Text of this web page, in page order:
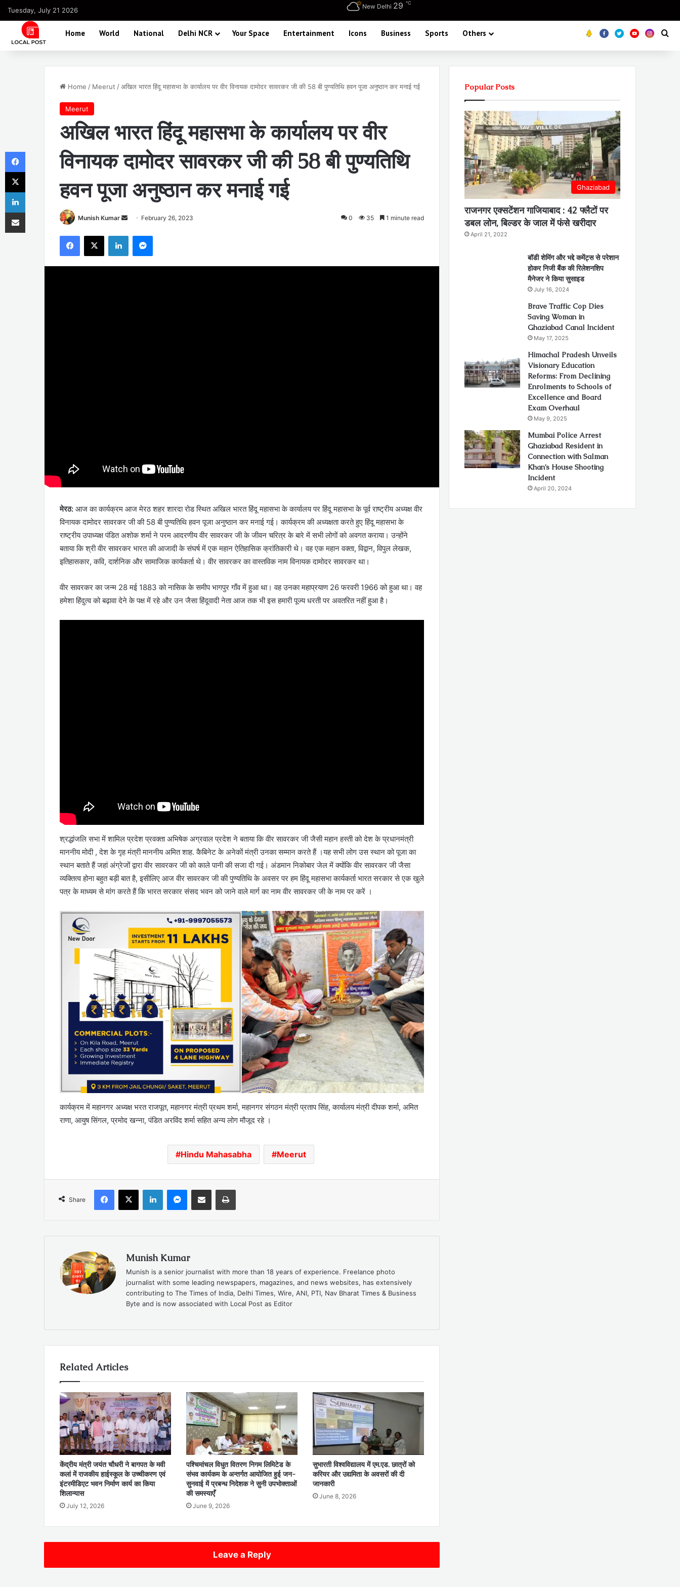
Tuesday, July 21 2026 New Delhi 29 ℃
Home World National Delhi NCR Your Space Entertainment Icons Business Sports Others Koo FB TwitterYoutube
Home / Meerut /अखिल भारत हिंदू महासभा के कार्यालय पर वीर विनायक दामोदर सावरकर जी की 58 बी पुण्यतिथि हवन पूजा अनुष्ठान कर मनाई गई
Meerut
अखिल भारत हिंदू महासभा के कार्यालय पर वीर
विनायक दामोदर सावरकर जी की 58 बी पुण्यतिथि
हवन पूजा अनुष्ठान कर मनाई गई
Munish Kumar
Send
email
February 26, 2023 0 35 1 minute read
Facebook
X LinkedInMessenger
मेरठ: आज का कार्यक्रम आज मेरठ शहर शारदा रोड स्थित अखिल भारत हिंदू महासभा के कार्यालय पर हिंदू महासभा के पूर्व राष्ट्रीय अध्यक्ष वीर
विनायक दामोदर सावरकर जी की 58 बी पुण्यतिथि हवन पूजा अनुष्ठान कर मनाई गई। कार्यक्रम की अध्यक्षता करते हुए हिंदू महासभा के
राष्ट्रीय उपाध्यक्ष पंडित अशोक शर्मा ने परम आदरणीय वीर सावरकर जी के जीवन चरित्र के बारे में सभी लोगों को अवगत कराया। उन्होंने
बताया कि श्री वीर सावरकर भारत की आजादी के संघर्ष में एक महान ऐतिहासिक क्रांतिकारी थे। वह एक महान वक्ता, विद्वान, विपुल लेखक,
इतिहासकार, कवि, दार्शनिक और सामाजिक कार्यकर्ता थे। वीर सावरकर का वास्तविक नाम विनायक दामोदर सावरकर था।
वीर सावरकर का जन्म 28 मई 1883 को नासिक के समीप भागपुर गाँव में हुआ था। वह उनका महाप्रयाण 26 फरवरी 1966 को हुआ था। वह
हमेशा हिंदुत्व को बढ़ावा देने के पक्ष में रहे और उन जैसा हिंदूवादी नेता आज तक भी इस हमारी पूज्य धरती पर अवतरित नहीं हुआ है।
श्रद्धांजलि सभा में शामिल प्रदेश प्रवक्ता अभिषेक अग्रवाल प्रदेश ने बताया कि वीर सावरकर जी जैसी महान हस्ती को देश के प्रधानमंत्री
माननीय मोदी , देश के गृह मंत्री माननीय अमित शाह. कैबिनेट के अनेकों मंत्री उनका सम्मान करते हैं ।यह सभी लोग उस स्थान को पूजा का
स्थान बताते हैं जहां अंग्रेजों द्वारा वीर सावरकर जी को काले पानी की सजा दी गई। अंडमान निकोबार जेल में क्योंकि वीर सावरकर जी जैसा
व्यक्तित्व होना बहुत बड़ी बात है, इसीलिए आज वीर सावरकर जी की पुण्यतिथि के अवसर पर हम हिंदू महासभा कार्यकर्ता भारत सरकार से एक खुले
पत्र के माध्यम से मांग करते हैं कि भारत सरकार संसद भवन को जाने वाले मार्ग का नाम वीर सावरकर जी के नाम पर करें ।
कार्यक्रम में महानगर अध्यक्ष भरत राजपूत, महानगर मंत्री प्रथम शर्मा, महानगर संगठन मंत्री प्रताप सिंह, कार्यालय मंत्री दीपक शर्मा, अमित
राणा, आयुष सिंगल, प्रमोद खन्ना, पंडित अरविंद शर्मा सहित अन्य लोग मौजूद रहे ।
Hindu Mahasabha Meerut
Share
Facebook
X LinkedInMessenger
Share via Email Print
Munish Kumar
Munish is a senior journalist with more than 18 years of experience. Freelance photo
journalist with some leading newspapers, magazines, and news websites, has extensively
contributing to The Times of India, Delhi Times, Wire, ANI, PTI, Nav Bharat Times & Business
Byte and is now associated with Local Post as Editor
Related Articles
केंद्रीय मंत्री जयंत चौधरी ने बागपत के मवी
कलां में राजकीय हाईस्कूल के उच्चीकरण एवं
इंटरमीडिएट भवन निर्माण कार्य का किया
शिलान्यास
July 12, 2026
पश्चिमांचल विधुत वितरण निगम लिमिटेड के
संभव कार्यकम के अन्तर्गत आयोजित हुई जन-
सुनवाई में प्रबन्ध निदेशक ने सुनी उपभोक्ताओं
की समस्याएँ
June 9, 2026
सुभारती विश्वविद्यालय में एम.एड. छात्रों को
करियर और उद्यमिता के अवसरों की दी
जानकारी
June 8, 2026
Leave a Reply
Popular Posts
Ghaziabad
राजनगर एक्सटेंशन गाजियाबाद : 42 फ्लैटों पर
डबल लोन, बिल्डर के जाल में फंसे खरीदार
April 21, 2022
बॉडी शेमिंग और भद्दे कमेंट्स से परेशान
होकर निजी बैंक की रिलेशनशिप
मैनेजर ने किया सुसाइड
July 16, 2024
Brave Traffic Cop Dies
Saving Woman in
Ghaziabad Canal Incident
May 17, 2025
Himachal Pradesh Unveils
Visionary Education
Reforms: From Declining
Enrolments to Schools of
Excellence and Board
Exam Overhaul
May 9, 2025
Mumbai Police Arrest
Ghaziabad Resident in
Connection with Salman
Khan’s House Shooting
Incident
April 20, 2024
Facebook
X
LinkedIn
Share via Email